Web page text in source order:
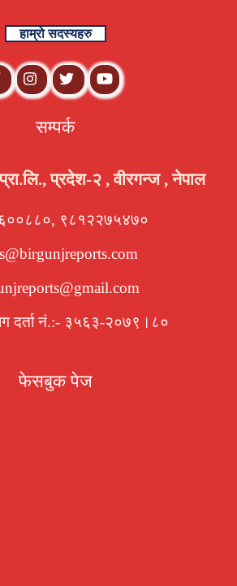
हाम्रो सदस्यहरु
सम्पर्क
प्रा.लि., प्रदेश-२ , वीरगन्ज , नेपाल
९८१२२७५४७०
दर्ता नं.:- ३५६३-२०७९।८०
फेसबुक पेज